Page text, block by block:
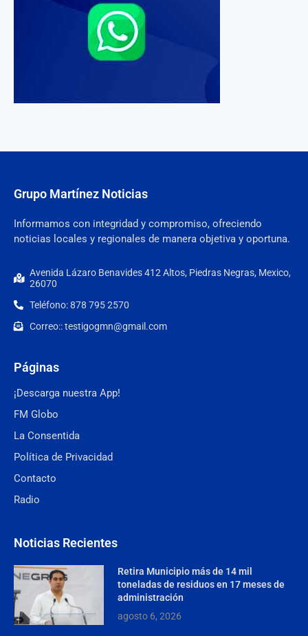
Grupo Martínez Noticias
Informamos con integridad y compromiso, ofreciendo
noticias locales y regionales de manera objetiva y oportuna.
Avenida Lázaro Benavides 412 Altos, Piedras Negras, Mexico,
26070
Teléfono: 878 795 2570
Correo:: testigogmn@gmail.com
Páginas
¡Descarga nuestra App!
FM Globo
La Consentida
Política de Privacidad
Contacto
Radio
Noticias Recientes
Retira Municipio más de 14 mil
toneladas de residuos en 17 meses de
administración
agosto 6, 2026